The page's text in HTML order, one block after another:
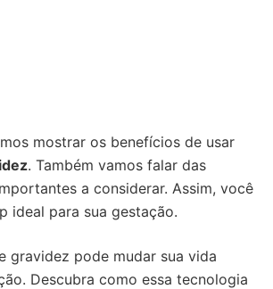
mostrar os benefícios de usar
. Também vamos falar das
a considerar. Assim, você
ideal para sua gestação.
gravidez pode mudar sua vida
Descubra como essa tecnologia